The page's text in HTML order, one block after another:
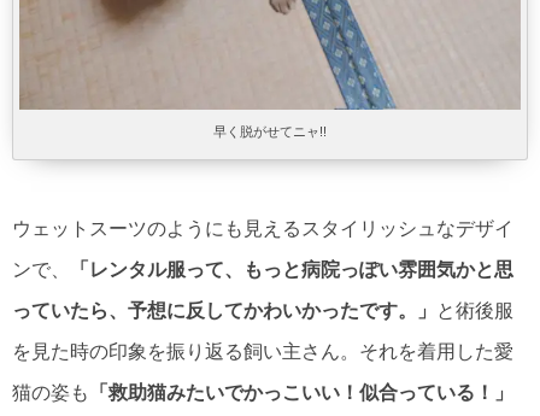
早く脱がせてニャ!!
ウェットスーツのようにも見えるスタイリッシュなデザイ
ンで、
「レンタル服って、もっと病院っぽい雰囲気かと思
っていたら、予想に反してかわいかったです。」
と術後服
を見た時の印象を振り返る飼い主さん。それを着用した愛
猫の姿も
「救助猫みたいでかっこいい！似合っている！」